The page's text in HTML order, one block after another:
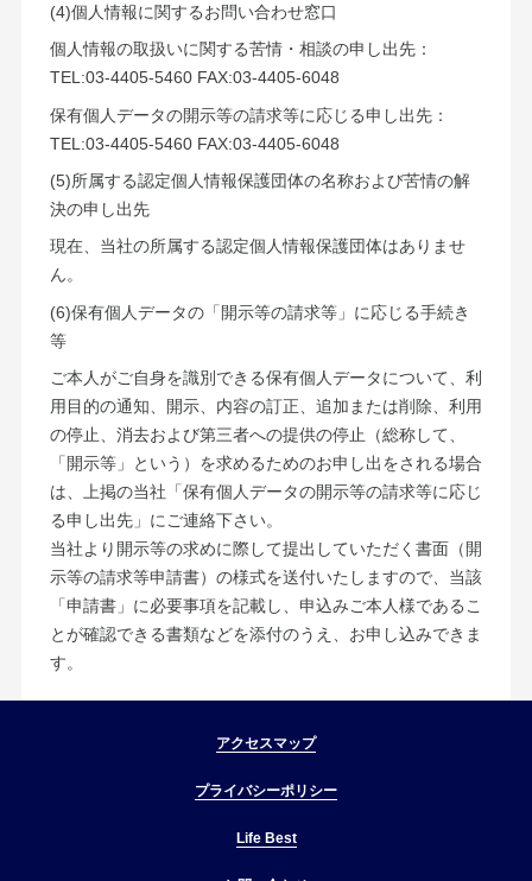
(4)個人情報に関するお問い合わせ窓口
個人情報の取扱いに関する苦情・相談の申し出先：
TEL:03-4405-5460 FAX:03-4405-6048
保有個人データの開示等の請求等に応じる申し出先：
TEL:03-4405-5460 FAX:03-4405-6048
(5)所属する認定個人情報保護団体の名称および苦情の解
決の申し出先
現在、当社の所属する認定個人情報保護団体はありませ
ん。
(6)保有個人データの「開示等の請求等」に応じる手続き
等
ご本人がご自身を識別できる保有個人データについて、利
用目的の通知、開示、内容の訂正、追加または削除、利用
の停止、消去および第三者への提供の停止（総称して、
「開示等」という）を求めるためのお申し出をされる場合
は、上掲の当社「保有個人データの開示等の請求等に応じ
る申し出先」にご連絡下さい。
当社より開示等の求めに際して提出していただく書面（開
示等の請求等申請書）の様式を送付いたしますので、当該
「申請書」に必要事項を記載し、申込みご本人様であるこ
とが確認できる書類などを添付のうえ、お申し込みできま
す。
アクセスマップ
プライバシーポリシー
Life Best